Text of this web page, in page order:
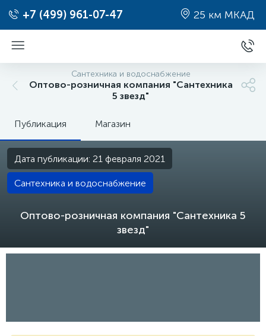
+7 (499) 961-07-47 25 км МКАД
Сантехника и водоснабжение
Оптово-розничная компания "Сантехника
5 звезд"
Публикация Магазин
Оптово-розничная компания "Сантехника 5
звезд"
Дата публикации: 21 февраля 2021
Сантехника и водоснабжение